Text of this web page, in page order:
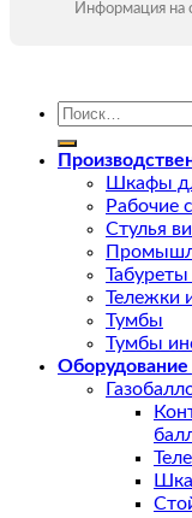
Информация на
Искать:
Шкафы
Рабочие
Стулья
Тележки
Тумбы
Тумбы